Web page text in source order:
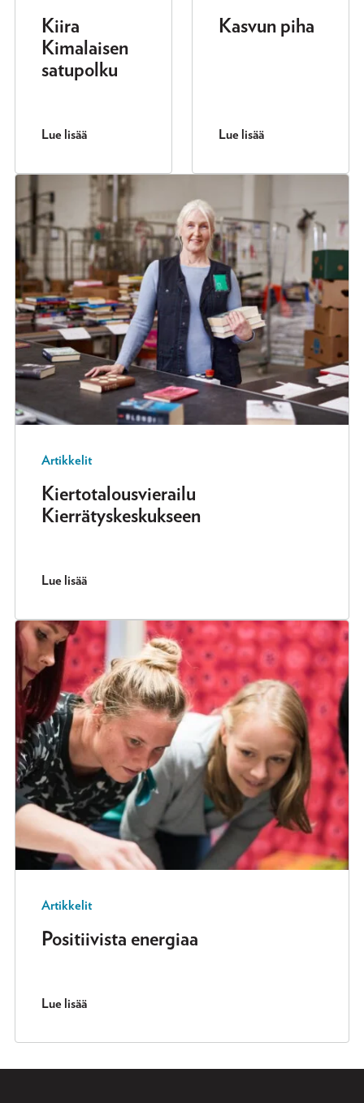
Kiira
Kimalaisen
satupolku
Lue lisää
Kasvun piha
Lue lisää
Artikkelit
Kiertotalousvierailu
Kierrätyskeskukseen
Lue lisää
Artikkelit
Positiivista energiaa
Lue lisää